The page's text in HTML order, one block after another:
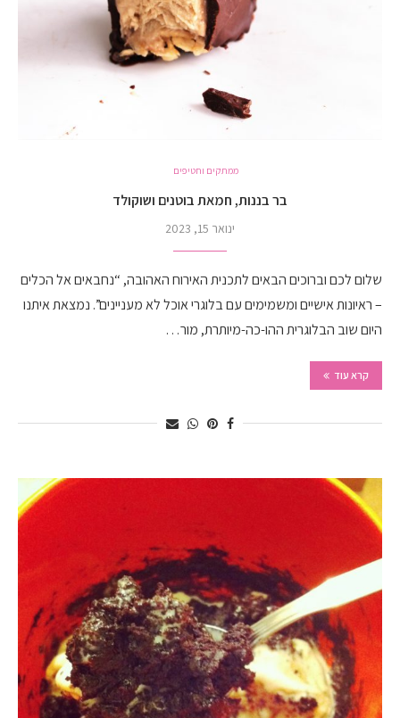
ממתקים וחטיפים
בר בננות, חמאת בוטנים ושוקולד
ינואר 15, 2023
שלום לכם וברוכים הבאים לתכנית האירוח האהובה, “נחבאים אל הכלים
– ראיונות אישיים ומשמימים עם בלוגרי אוכל לא מעניינים”. נמצאת איתנו
היום שוב הבלוגרית ההו-כה-מיותרת, מור…
קרא עוד